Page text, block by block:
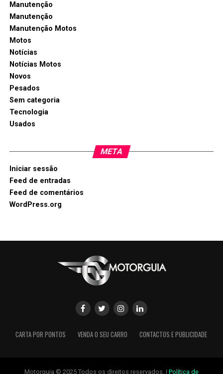
Manutenção
Manutenção
Manutenção Motos
Motos
Notícias
Notícias Motos
Novos
Pesados
Sem categoria
Tecnologia
Usados
META
Iniciar sessão
Feed de entradas
Feed de comentários
WordPress.org
CARTA POR PONTOS VENDA O SEU CARRO CONTACTOS E PUBLICIDADE
Motorguia © 2025 Todos os direitos reservados. | Política de